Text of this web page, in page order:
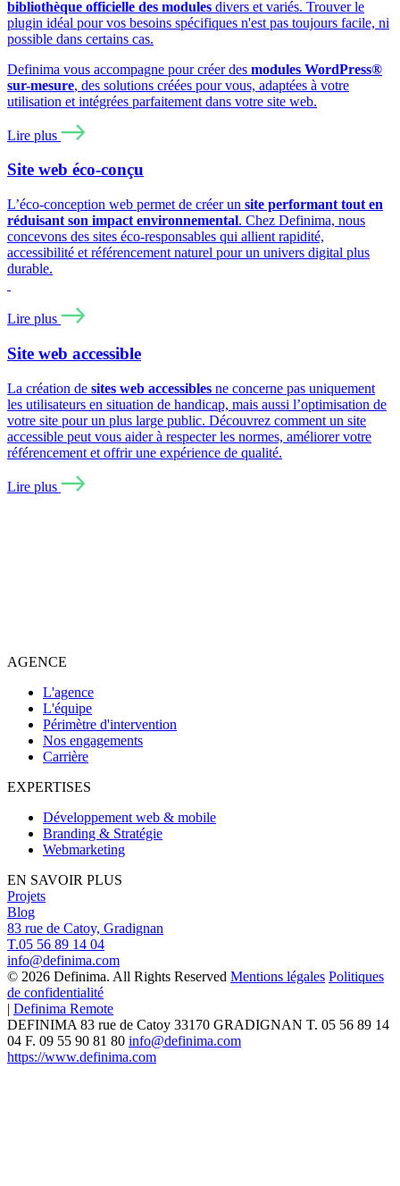
bibliothèque officielle des modules divers et variés. Trouver le
plugin idéal pour vos besoins spécifiques n'est pas toujours facile, ni
possible dans certains cas.
Definima vous accompagne pour créer des modules WordPress®
sur-mesure, des solutions créées pour vous, adaptées à votre
utilisation et intégrées parfaitement dans votre site web.
Lire plus
Site web éco-conçu
L’éco-conception web permet de créer un site performant tout en
réduisant son impact environnemental. Chez Definima, nous
concevons des sites éco-responsables qui allient rapidité,
accessibilité et référencement naturel pour un univers digital plus
durable.
Lire plus
Site web accessible
La création de sites web accessibles ne concerne pas uniquement
les utilisateurs en situation de handicap, mais aussi l’optimisation de
votre site pour un plus large public. Découvrez comment un site
accessible peut vous aider à respecter les normes, améliorer votre
référencement et offrir une expérience de qualité.
Lire plus
AGENCE
L'agence
L'équipe
Périmètre d'intervention
Nos engagements
Carrière
EXPERTISES
Développement web & mobile
Branding & Stratégie
Webmarketing
EN SAVOIR PLUS
Projets
Blog
83 rue de Catoy, Gradignan
T.05 56 89 14 04
info@definima.com
© 2026 Definima. All Rights Reserved Mentions légales Politiques
de confidentialité
| Definima Remote
DEFINIMA 83 rue de Catoy 33170 GRADIGNAN T. 05 56 89 14
04 F. 09 55 90 81 80 info@definima.com
https://www.definima.com